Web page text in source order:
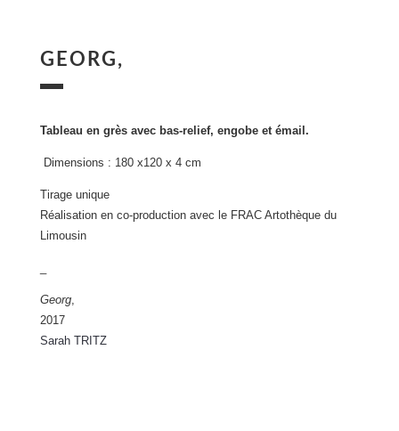
GEORG,
Tableau en grès avec bas-relief, engobe et émail.
Dimensions : 180 x120 x 4 cm
Tirage unique
Réalisation en co-production avec le FRAC Artothèque du
Limousin
Georg,
2017
Sarah TRITZ